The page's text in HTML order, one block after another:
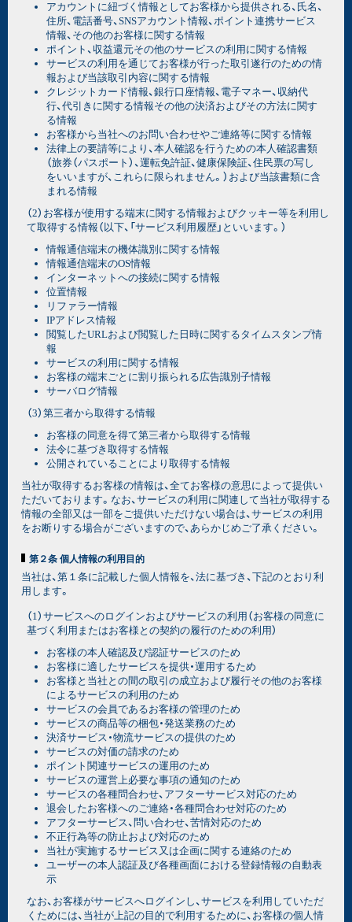
アカウントに紐づく情報としてお客様から提供される、氏名、
住所、電話番号、SNSアカウント情報、ポイント連携サービス
情報、その他のお客様に関する情報
ポイント、収益還元その他のサービスの利用に関する情報
サービスの利用を通じてお客様が行った取引遂行のための情
報および当該取引内容に関する情報
クレジットカード情報、銀行口座情報、電子マネー、収納代
行、代引きに関する情報その他の決済およびその方法に関す
る情報
お客様から当社へのお問い合わせやご連絡等に関する情報
法律上の要請等により、本人確認を行うための本人確認書類
（旅券（パスポート）、運転免許証、健康保険証、住民票の写し
をいいますが、これらに限られません。）および当該書類に含
まれる情報
（2）お客様が使用する端末に関する情報およびクッキー等を利用し
て取得する情報（以下、「サービス利用履歴」といいます。）
情報通信端末の機体識別に関する情報
情報通信端末のOS情報
インターネットへの接続に関する情報
位置情報
リファラー情報
IPアドレス情報
閲覧したURLおよび閲覧した日時に関するタイムスタンプ情
報
サービスの利用に関する情報
お客様の端末ごとに割り振られる広告識別子情報
サーバログ情報
（3）第三者から取得する情報
お客様の同意を得て第三者から取得する情報
法令に基づき取得する情報
公開されていることにより取得する情報
当社が取得するお客様の情報は、全てお客様の意思によって提供い
ただいております。なお、サービスの利用に関連して当社が取得する
情報の全部又は一部をご提供いただけない場合は、サービスの利用
をお断りする場合がございますので、あらかじめご了承ください。
第２条 個人情報の利用目的
当社は、第１条に記載した個人情報を、法に基づき、下記のとおり利
用します。
（1）サービスへのログインおよびサービスの利用（お客様の同意に
基づく利用またはお客様との契約の履行のための利用）
お客様の本人確認及び認証サービスのため
お客様に適したサービスを提供・運用するため
お客様と当社との間の取引の成立および履行その他のお客様
によるサービスの利用のため
サービスの会員であるお客様の管理のため
サービスの商品等の梱包・発送業務のため
決済サービス・物流サービスの提供のため
サービスの対価の請求のため
ポイント関連サービスの運用のため
サービスの運営上必要な事項の通知のため
サービスの各種問合わせ、アフターサービス対応のため
退会したお客様へのご連絡・各種問合わせ対応のため
アフターサービス、問い合わせ、苦情対応のため
不正行為等の防止および対応のため
当社が実施するサービス又は企画に関する連絡のため
ユーザーの本人認証及び各種画面における登録情報の自動表
示
なお、お客様がサービスへログインし、サービスを利用していただ
くためには、当社が上記の目的で利用するために、お客様の個人情